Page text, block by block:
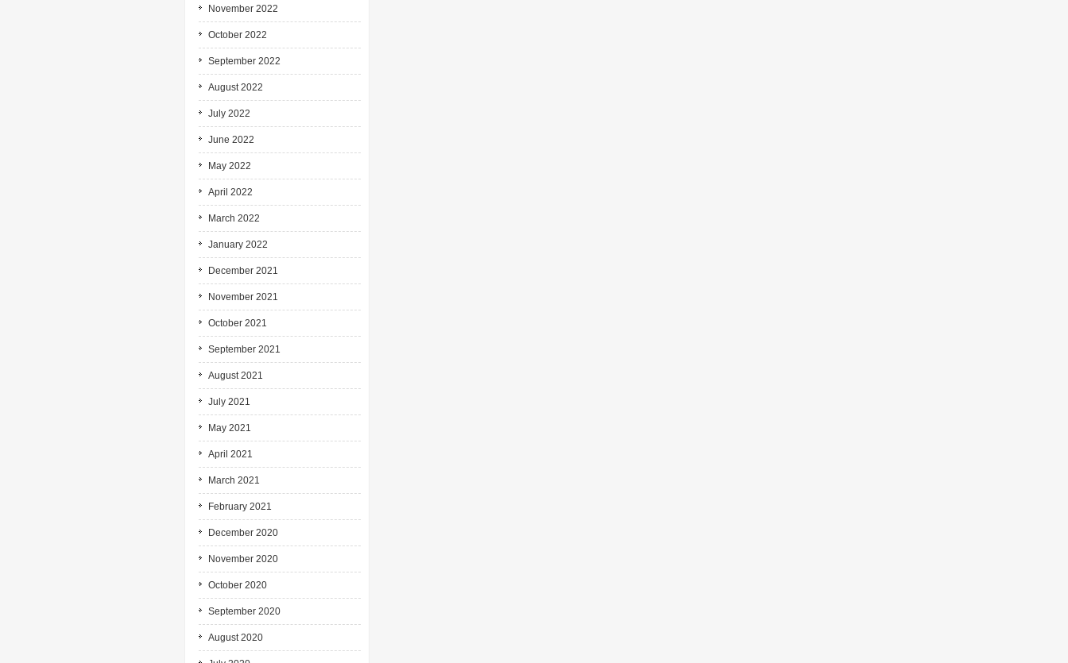
November 2022
October 2022
September 2022
August 2022
July 2022
June 2022
May 2022
April 2022
March 2022
January 2022
December 2021
November 2021
October 2021
September 2021
August 2021
July 2021
May 2021
April 2021
March 2021
February 2021
December 2020
November 2020
October 2020
September 2020
August 2020